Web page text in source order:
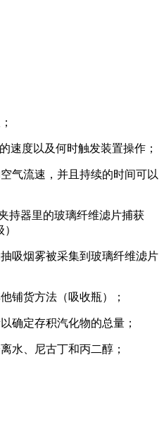
速度以及何时触发装置操作；
气流速，并且持续的时间可以
持器里的玻璃纤维滤片捕获
吸烟雾被采集到玻璃纤维滤片
铺货方法（吸收瓶）；
确定存积汽化物的总量；
水、尼古丁和丙二醇；